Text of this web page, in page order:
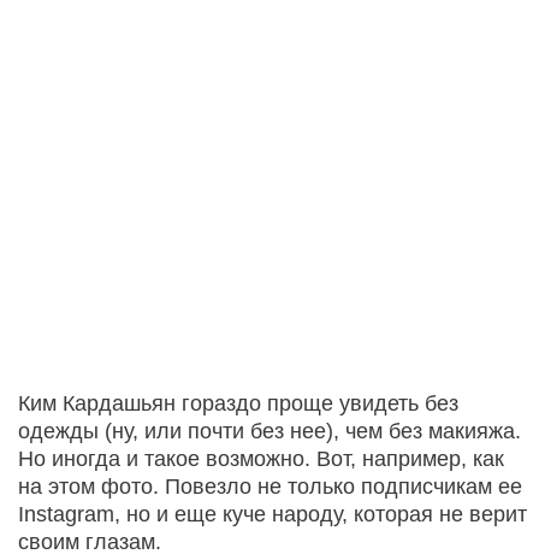
Ким Кардашьян гораздо проще увидеть без
одежды (ну, или почти без нее), чем без макияжа.
Но иногда и такое возможно. Вот, например, как
на этом фото. Повезло не только подписчикам ее
Instagram, но и еще куче народу, которая не верит
своим глазам.